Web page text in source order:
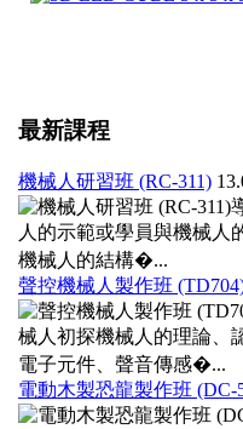
最新課程
機械人研習班 (RC-311)
人的示範或學員與機械人
機械人的結構�...
聲控機械人製作班
械人初探機械人的理論、
電子元件、聲音傳感�...
電動木製恐龍製作班 (DC-